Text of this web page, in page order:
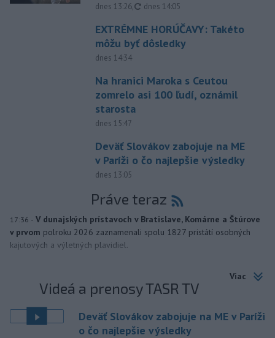
dnes 13:26, aktualizované
dnes 14:05
EXTRÉMNE HORÚČAVY: Takéto
môžu byť dôsledky
dnes 14:34
Na hranici Maroka s Ceutou
zomrelo asi 100 ľudí, oznámil
starosta
dnes 15:47
Deväť Slovákov zabojuje na ME
v Paríži o čo najlepšie výsledky
dnes 13:05
Práve teraz
17:36 - V dunajských prístavoch v Bratislave, Komárne a Štúrove
v prvom polroku 2026 zaznamenali spolu 1827 pristátí osobných
kajutových a výletných plavidiel.
Viac
Videá a prenosy TASR TV
Deväť Slovákov zabojuje na ME v Paríži
o čo najlepšie výsledky